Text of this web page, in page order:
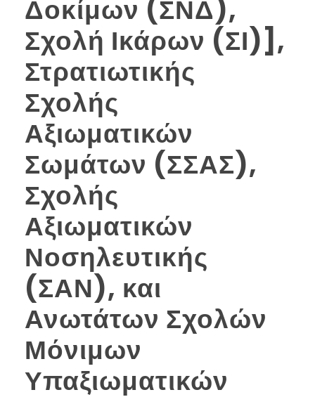
Δοκίμων (ΣΝΔ),
Σχολή Ικάρων (ΣΙ)],
Στρατιωτικής
Σχολής
Αξιωματικών
Σωμάτων (ΣΣΑΣ),
Σχολής
Αξιωματικών
Νοσηλευτικής
(ΣΑΝ), και
Ανωτάτων Σχολών
Μόνιμων
Υπαξιωματικών